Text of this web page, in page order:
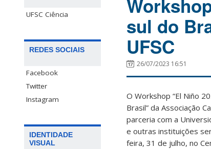
UFSC Ciência
REDES SOCIAIS
Facebook
Twitter
Instagram
IDENTIDADE
VISUAL
sul do
UFSC
26/07/2023 16:51
O Workshop “El Niño
Brasil” da Associação
parceria com a
e outras instituições
feira, 31 de julho, no